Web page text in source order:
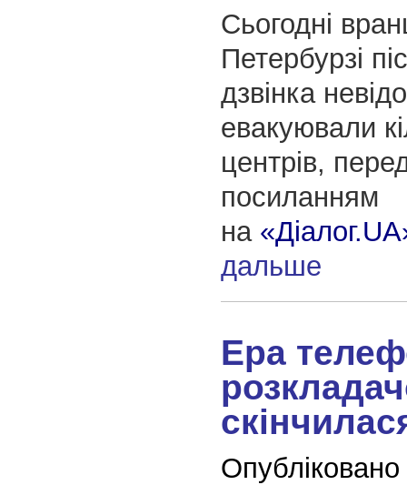
Сьогодні
Петербурзі
дзвінка
евакуювали
центрів,
посиланням
на
дальше
Ера